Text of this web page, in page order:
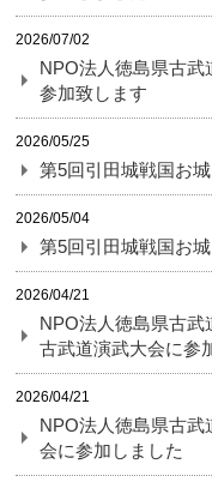
2026/07/02
NPO法人徳島県古武
参加致します
2026/05/25
第5回引田城戦国お
2026/05/04
第5回引田城戦国お
2026/04/21
NPO法人徳島県古武
古武道演武大会に参
2026/04/21
NPO法人徳島県古武
会に参加しました